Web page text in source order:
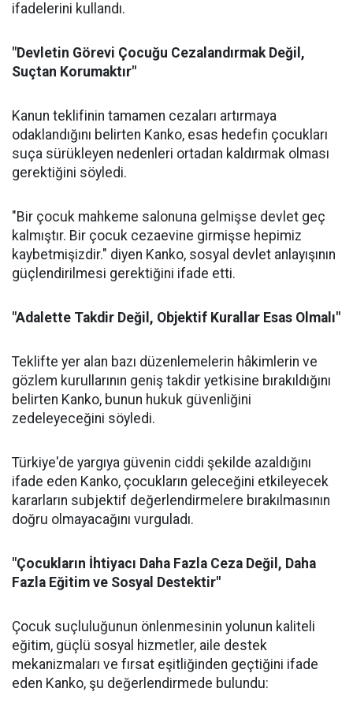
ifadelerini kullandı.
"Devletin Görevi Çocuğu Cezalandırmak Değil,
Suçtan Korumaktır"
Kanun teklifinin tamamen cezaları artırmaya
odaklandığını belirten Kanko, esas hedefin çocukları
suça sürükleyen nedenleri ortadan kaldırmak olması
gerektiğini söyledi.
"Bir çocuk mahkeme salonuna gelmişse devlet geç
kalmıştır. Bir çocuk cezaevine girmişse hepimiz
kaybetmişizdir." diyen Kanko, sosyal devlet anlayışının
güçlendirilmesi gerektiğini ifade etti.
"Adalette Takdir Değil, Objektif Kurallar Esas Olmalı"
Teklifte yer alan bazı düzenlemelerin hâkimlerin ve
gözlem kurullarının geniş takdir yetkisine bırakıldığını
belirten Kanko, bunun hukuk güvenliğini
zedeleyeceğini söyledi.
Türkiye'de yargıya güvenin ciddi şekilde azaldığını
ifade eden Kanko, çocukların geleceğini etkileyecek
kararların subjektif değerlendirmelere bırakılmasının
doğru olmayacağını vurguladı.
"Çocukların İhtiyacı Daha Fazla Ceza Değil, Daha
Fazla Eğitim ve Sosyal Destektir"
Çocuk suçluluğunun önlenmesinin yolunun kaliteli
eğitim, güçlü sosyal hizmetler, aile destek
mekanizmaları ve fırsat eşitliğinden geçtiğini ifade
eden Kanko, şu değerlendirmede bulundu: